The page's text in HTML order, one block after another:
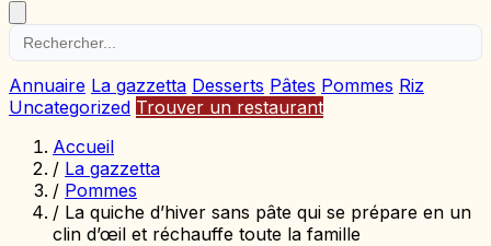
Annuaire La gazzetta Desserts Pâtes Pommes Riz
Uncategorized Trouver un restaurant
Accueil
/ La gazzetta
/ Pommes
/ La quiche d’hiver sans pâte qui se prépare en un
clin d’œil et réchauffe toute la famille